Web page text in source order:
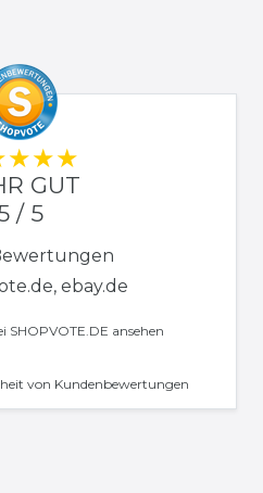
GUT
/ 5
ebay.de
SHOPVOTE.DE ansehen
von Kundenbewertungen